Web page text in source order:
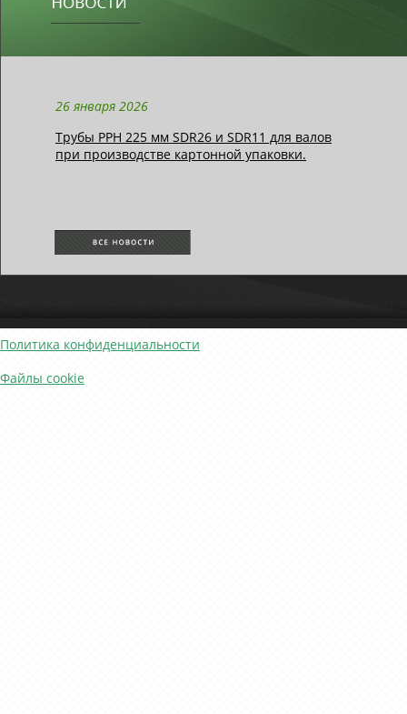
26 января 2026
Трубы РРН 225 мм SDR26 и SDR11 для валов
при производстве картонной упаковки.
Политика конфиденциальности
Файлы cookie